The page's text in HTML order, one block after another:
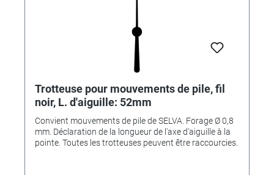
Trotteuse pour mouvements de pile, fil
noir, L. d'aiguille: 52mm
Convient mouvements de pile de SELVA. Forage Ø 0,8
mm. Déclaration de la longueur de l'axe d'aiguille à la
pointe. Toutes les trotteuses peuvent être raccourcies.